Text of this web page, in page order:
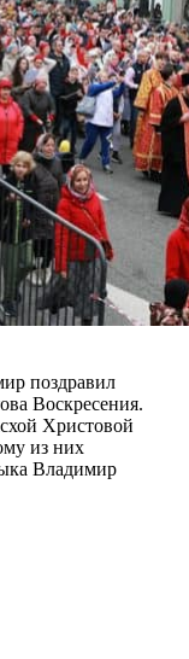
поздравил
Воскресения.
Христовой
из них
Владимир